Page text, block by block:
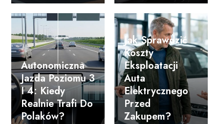
Autonomiczna
Jazda Poziomu 3
I 4: Kiedy
Realnie Trafi Do
Polaków?
Jak Sprawdzić
Koszty
Eksploatacji
Auta
Elektrycznego
Przed
Zakupem?